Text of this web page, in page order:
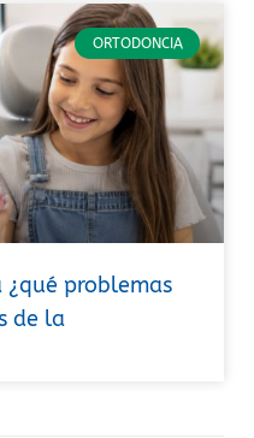
ORTODONCIA
problemas
de la